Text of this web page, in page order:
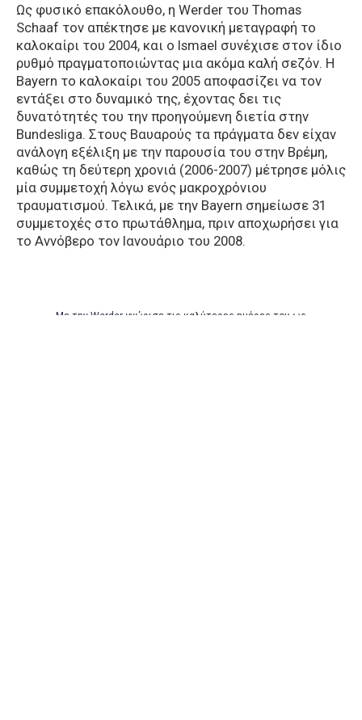
Ως φυσικό επακόλουθο, η Werder του Thomas
Schaaf τον απέκτησε με κανονική μεταγραφή το
καλοκαίρι του 2004, και ο Ismael συνέχισε στον ίδιο
ρυθμό πραγματοποιώντας μια ακόμα καλή σεζόν. H
Bayern το καλοκαίρι του 2005 αποφασίζει να τον
εντάξει στο δυναμικό της, έχοντας δει τις
δυνατότητές του την προηγούμενη διετία στην
Bundesliga. Στους Βαυαρούς τα πράγματα δεν είχαν
ανάλογη εξέλιξη με την παρουσία του στην Βρέμη,
καθώς τη δεύτερη χρονιά (2006-2007) μέτρησε μόλις
μία συμμετοχή λόγω ενός μακροχρόνιου
τραυματισμού. Τελικά, με την Bayern σημείωσε 31
συμμετοχές στο πρωτάθλημα, πριν αποχωρήσει για
το Αννόβερο τον Ιανουάριο του 2008.
Με την Werder γνώρισε τις καλύτερες ημέρες του ως